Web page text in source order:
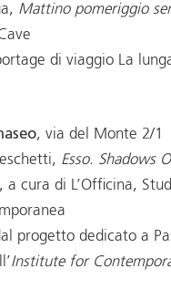
Mattino pomeriggio
di viaggio La
, via del Monte 2/1
Esso. Shadows
a cura di L’Officina,
progetto dedicato a
Institute for